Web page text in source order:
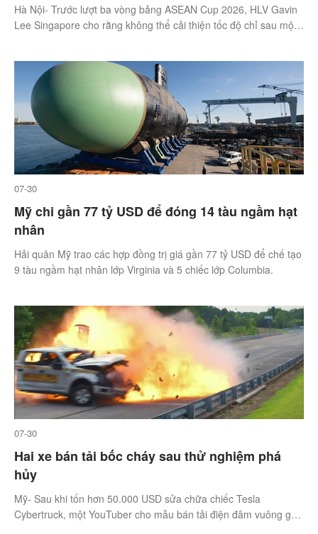
Hà Nội- Trước lượt ba vòng bảng ASEAN Cup 2026, HLV Gavin
Lee Singapore cho rằng không thể cải thiện tốc độ chỉ sau một
07-30
Mỹ chi gần 77 tỷ USD để đóng 14 tàu ngầm hạt
nhân
Hải quân Mỹ trao các hợp đồng trị giá gần 77 tỷ USD để chế tạo
9 tàu ngầm hạt nhân lớp Virginia và 5 chiếc lớp Columbia.
07-30
Hai xe bán tải bốc cháy sau thử nghiệm phá
hủy
Mỹ- Sau khi tốn hơn 50.000 USD sửa chữa chiếc Tesla
Cybertruck, một YouTuber cho mẫu bán tải điện đâm vuông góc